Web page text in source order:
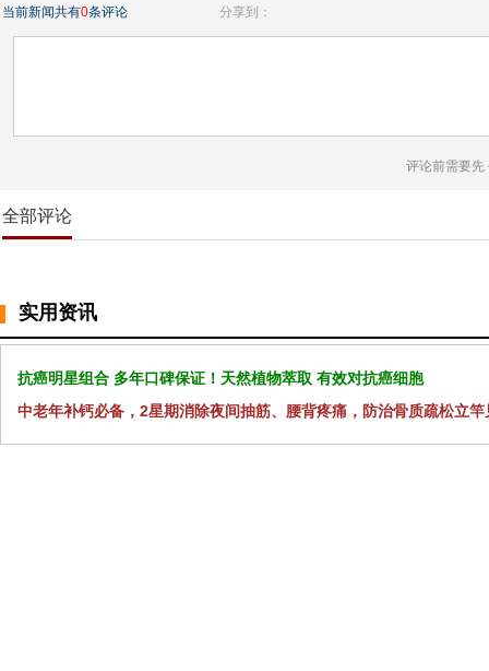
当前新闻共有0条评论 分享到：
评论前需要先
全部评论
实用资讯
抗癌明星组合 多年口碑保证！天然植物萃取 有效对抗癌细胞
中老年补钙必备，2星期消除夜间抽筋、腰背疼痛，防治骨质疏松立竿